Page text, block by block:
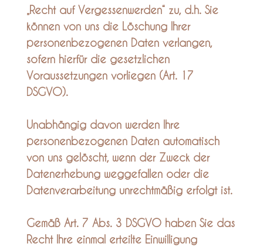
„Recht auf Vergessenwerden“ zu, d.h. Sie
können von uns die Löschung Ihrer
personenbezogenen Daten verlangen,
sofern hierfür die gesetzlichen
Voraussetzungen vorliegen (Art. 17
DSGVO).
Unabhängig davon werden Ihre
personenbezogenen Daten automatisch
von uns gelöscht, wenn der Zweck der
Datenerhebung weggefallen oder die
Datenverarbeitung unrechtmäßig erfolgt ist.
Gemäß Art. 7 Abs. 3 DSGVO haben Sie das
Recht Ihre einmal erteilte Einwilligung